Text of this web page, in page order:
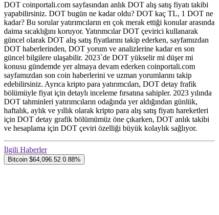
DOT coinportali.com sayfasından anlık DOT alış satış fiyatı takibi
yapabilirsiniz. DOT bugün ne kadar oldu? DOT kaç TL, 1 DOT ne
kadar? Bu sorular yatırımcıların en çok merak ettiği konular arasında
daima sıcaklığını koruyor. Yatırımcılar DOT çevirici kullanarak
güncel olarak DOT alış satış fiyatlarını takip ederken, sayfamızdan
DOT haberlerinden, DOT yorum ve analizlerine kadar en son
güncel bilgilere ulaşabilir. 2023`de DOT yükselir mi düşer mi
konusu gündemde yer almaya devam ederken coinportali.com
sayfamızdan son coin haberlerini ve uzman yorumlarını takip
edebilirsiniz. Ayrıca kripto para yatırımcıları, DOT detay frafik
bölümüyle fiyat için detaylı inceleme fırsatına sahipler. 2023 yılında
DOT tahminleri yatırımcıların odağında yer aldığından günlük,
haftalık, aylık ve yıllık olarak kripto para alış satış fiyatı hareketleri
için DOT detay grafik bölümümüz öne çıkarken, DOT anlık takibi
ve hesaplama için DOT çeviri özelliği büyük kolaylık sağlıyor.
İlgili Haberler
Bitcoin $64,096.52 0.88%